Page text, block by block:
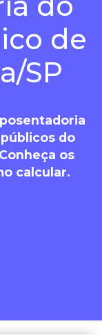
de
SP
do
os
calcular.